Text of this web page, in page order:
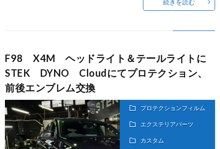
続きを読む
F98 X4M ヘッドライト＆テールライトに
STEK DYNO Cloudにてプロテクション、
前後エンブレム交換
プロテクションフィルム
エクステリアパーツ
カスタム